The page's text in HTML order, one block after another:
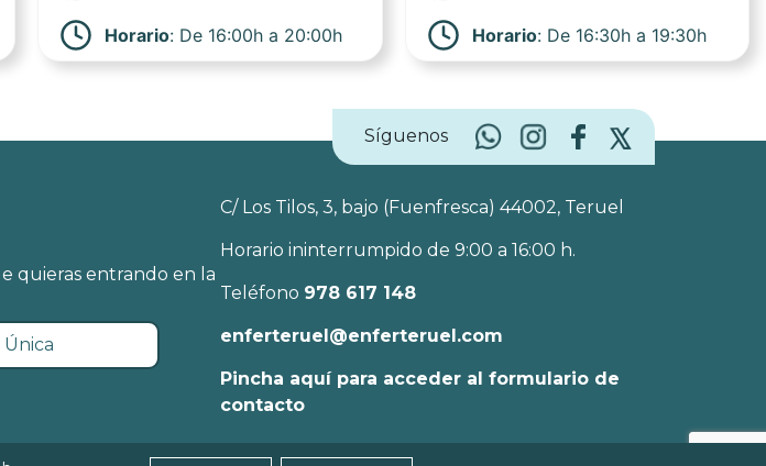
Horario: De 16:00h a 20:00h Horario: De 16:30h a 19:30h
Síguenos
quieras entrando en la
C/ Los Tilos, 3, bajo (Fuenfresca) 44002, Teruel
Horario ininterrumpido de 9:00 a 16:00 h.
Teléfono 978 617 148
enferteruel@enferteruel.com
Pincha aquí para acceder al formulario de
contacto